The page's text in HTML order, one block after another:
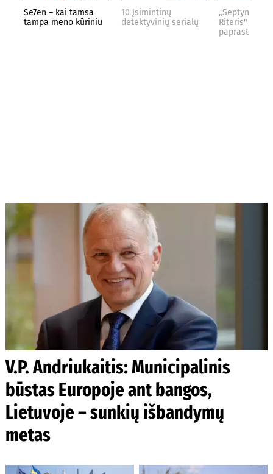
Se7en – kai tamsa
tampa meno kūriniu
10 įsimintinų
detektyvinių serialų
„Septynių
Riteris" – kai
paprastumas
V.P. Andriukaitis: Municipalinis
būstas Europoje ant bangos,
Lietuvoje – sunkių išbandymų
metas